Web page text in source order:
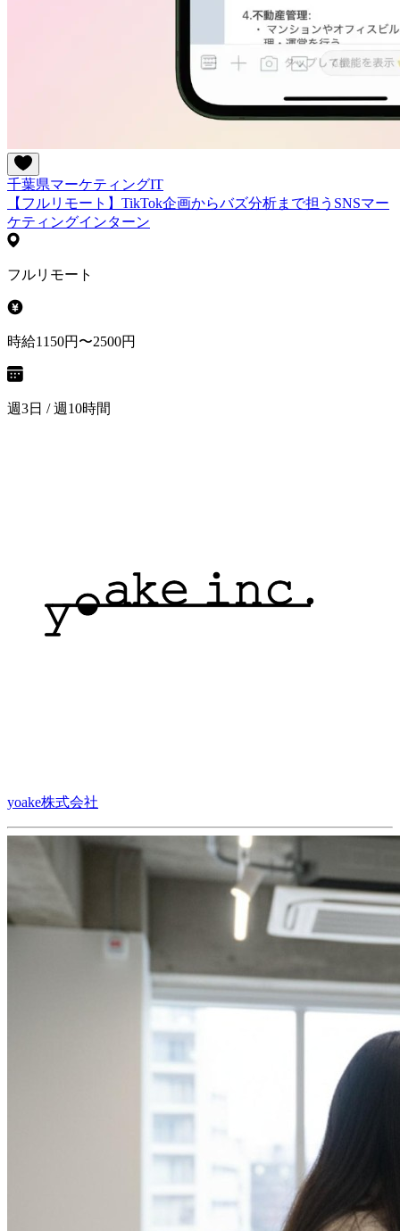
千葉県マーケティングIT
【フルリモート】TikTok企画からバズ分析まで担うSNSマー
ケティングインターン
フルリモート
時給1150円〜2500円
週3日 / 週10時間
yoake株式会社